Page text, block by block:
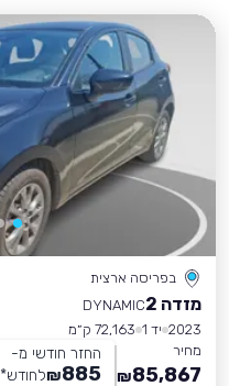
בפריסה ארצית
מזדה 2
DYNAMIC
2023 יד 1
72,163 ק״מ
מחיר
85,867
₪
החזר חודשי מ-
885
₪לחודש*